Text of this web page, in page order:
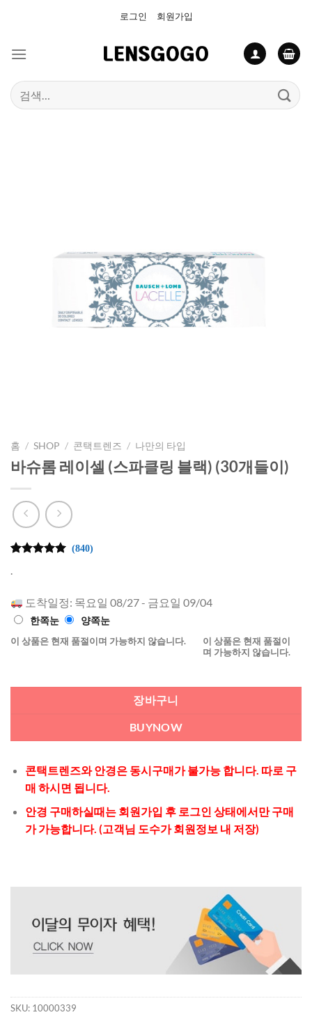
로그인 회원가입
검
색:
홈 / SHOP / 콘택트렌즈 / 나만의 타입
바슈롬 레이셀 (스파클링 블랙) (30개들이)
고객 평가
로 5점 만
점에점으
로 평가됨
(840)
.
도착일정: 목요일 08/27 - 금요일 09/04
한쪽눈 양쪽눈
이 상품은 현재 품절이며 가능하지 않습니다.
이 상품은 현재 품절이
며 가능하지 않습니다.
장바구니
BUYNOW
콘택트렌즈와 안경은 동시구매가 불가능 합니다. 따로 구
매 하시면 됩니다.
안경 구매하실때는 회원가입 후 로그인 상태에서만 구매
가 가능합니다. (고객님 도수가 회원정보 내 저장)
SKU: 10000339